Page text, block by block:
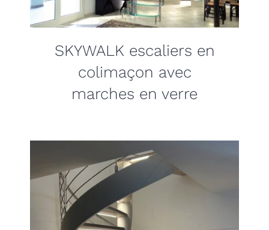
SKYWALK escaliers en
colimaçon avec
marches en verre